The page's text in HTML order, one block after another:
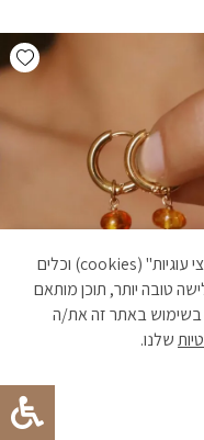
עגילי חישוק ענבר ציפוי זהב
לידיעתכם, באתר זה נעשה שימוש ב"קבצי עוגיות" (cookies) וכלים
טובה יותר, תוכן מותאם
בשימוש באתר זה את/ה
שלנו.